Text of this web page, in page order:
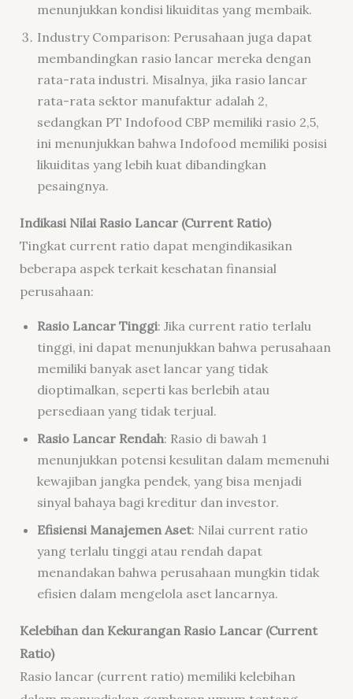
menunjukkan kondisi likuiditas yang membaik.
Industry Comparison: Perusahaan juga dapat
membandingkan rasio lancar mereka dengan
rata-rata industri. Misalnya, jika rasio lancar
rata-rata sektor manufaktur adalah 2,
sedangkan PT Indofood CBP memiliki rasio 2,5,
ini menunjukkan bahwa Indofood memiliki posisi
likuiditas yang lebih kuat dibandingkan
pesaingnya.
Indikasi Nilai Rasio Lancar (Current Ratio)
Tingkat current ratio dapat mengindikasikan
beberapa aspek terkait kesehatan finansial
perusahaan:
Rasio Lancar Tinggi: Jika current ratio terlalu
tinggi, ini dapat menunjukkan bahwa perusahaan
memiliki banyak aset lancar yang tidak
dioptimalkan, seperti kas berlebih atau
persediaan yang tidak terjual.
Rasio Lancar Rendah: Rasio di bawah 1
menunjukkan potensi kesulitan dalam memenuhi
kewajiban jangka pendek, yang bisa menjadi
sinyal bahaya bagi kreditur dan investor.
Efisiensi Manajemen Aset: Nilai current ratio
yang terlalu tinggi atau rendah dapat
menandakan bahwa perusahaan mungkin tidak
efisien dalam mengelola aset lancarnya.
Kelebihan dan Kekurangan Rasio Lancar (Current
Ratio)
Rasio lancar (current ratio) memiliki kelebihan